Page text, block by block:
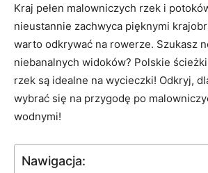
Kraj pełen malowniczych rzek i
nieustannie zachwyca pięknymi
warto odkrywać na rowerze. Szukasz
niebanalnych widoków? Polskie
rzek są idealne na wycieczki! Odkryj,
⁣wybrać się na ‌przygodę po‍
wodnymi!
Nawigacja: